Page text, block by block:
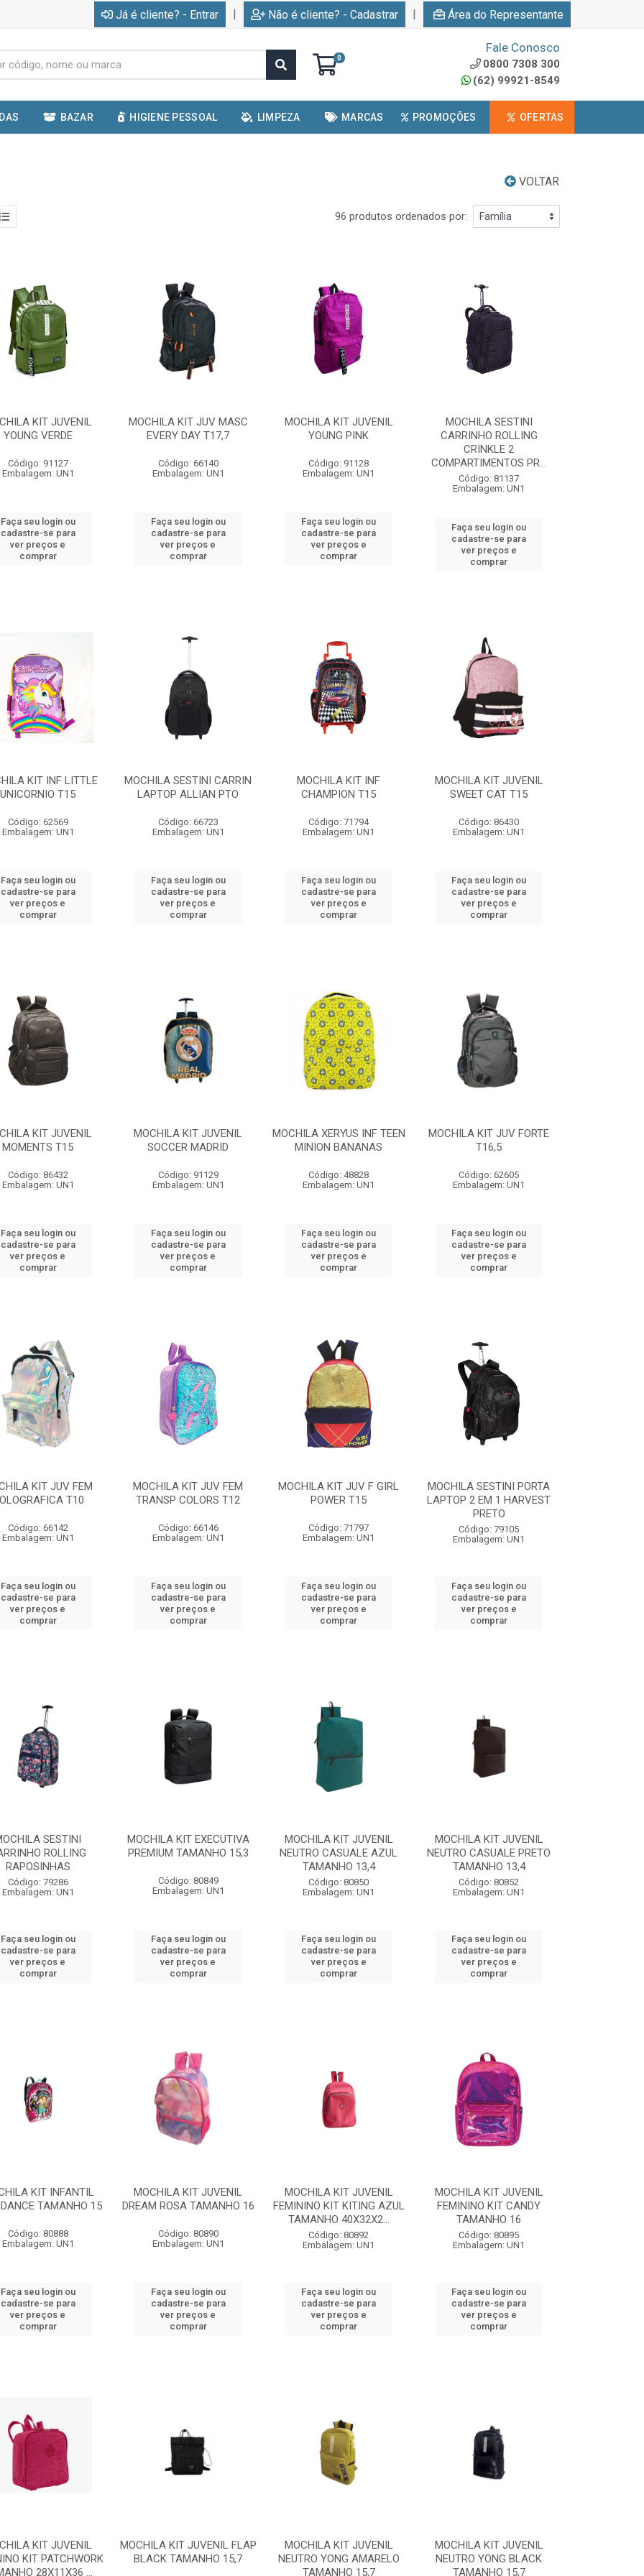
Já é cliente? - Entrar | Não é cliente? - Cadastrar | Área do Representante
0
Fale Conosco
0800 7308 300
(62) 99921-8549
BAZAR HIGIENE PESSOAL LIMPEZA MARCAS PROMOÇÕES OFERTAS
VOLTAR
96 produtos ordenados por:
KIT JUVENIL
YOUNG VERDE
Código: 91127
Embalagem: UN1
Faça seu login ou
cadastre-se para
ver preços e
comprar
MOCHILA KIT JUV MASC
EVERY DAY T17,7
Código: 66140
Embalagem: UN1
Faça seu login ou
cadastre-se para
ver preços e
comprar
MOCHILA KIT JUVENIL
YOUNG PINK
Código: 91128
Embalagem: UN1
Faça seu login ou
cadastre-se para
ver preços e
comprar
MOCHILA SESTINI
CARRINHO ROLLING
CRINKLE 2
COMPARTIMENTOS PR...
Código: 81137
Embalagem: UN1
Faça seu login ou
cadastre-se para
ver preços e
comprar
KIT INF LITTLE
UNICORNIO T15
Código: 62569
Embalagem: UN1
Faça seu login ou
cadastre-se para
ver preços e
comprar
MOCHILA SESTINI CARRIN
LAPTOP ALLIAN PTO
Código: 66723
Embalagem: UN1
Faça seu login ou
cadastre-se para
ver preços e
comprar
MOCHILA KIT INF
CHAMPION T15
Código: 71794
Embalagem: UN1
Faça seu login ou
cadastre-se para
ver preços e
comprar
MOCHILA KIT JUVENIL
SWEET CAT T15
Código: 86430
Embalagem: UN1
Faça seu login ou
cadastre-se para
ver preços e
comprar
KIT JUVENIL
MOMENTS T15
Código: 86432
Embalagem: UN1
Faça seu login ou
cadastre-se para
ver preços e
comprar
MOCHILA KIT JUVENIL
SOCCER MADRID
Código: 91129
Embalagem: UN1
Faça seu login ou
cadastre-se para
ver preços e
comprar
MOCHILA XERYUS INF TEEN
MINION BANANAS
Código: 48828
Embalagem: UN1
Faça seu login ou
cadastre-se para
ver preços e
comprar
MOCHILA KIT JUV FORTE
T16,5
Código: 62605
Embalagem: UN1
Faça seu login ou
cadastre-se para
ver preços e
comprar
KIT JUV FEM
T10
Código: 66142
Embalagem: UN1
Faça seu login ou
cadastre-se para
ver preços e
comprar
MOCHILA KIT JUV FEM
TRANSP COLORS T12
Código: 66146
Embalagem: UN1
Faça seu login ou
cadastre-se para
ver preços e
comprar
MOCHILA KIT JUV F GIRL
POWER T15
Código: 71797
Embalagem: UN1
Faça seu login ou
cadastre-se para
ver preços e
comprar
MOCHILA SESTINI PORTA
LAPTOP 2 EM 1 HARVEST
PRETO
Código: 79105
Embalagem: UN1
Faça seu login ou
cadastre-se para
ver preços e
comprar
SESTINI
ROLLING
RAPOSINHAS
Código: 79286
Embalagem: UN1
Faça seu login ou
cadastre-se para
ver preços e
comprar
MOCHILA KIT EXECUTIVA
PREMIUM TAMANHO 15,3
Código: 80849
Embalagem: UN1
Faça seu login ou
cadastre-se para
ver preços e
comprar
MOCHILA KIT JUVENIL
NEUTRO CASUALE AZUL
TAMANHO 13,4
Código: 80850
Embalagem: UN1
Faça seu login ou
cadastre-se para
ver preços e
comprar
MOCHILA KIT JUVENIL
NEUTRO CASUALE PRETO
TAMANHO 13,4
Código: 80852
Embalagem: UN1
Faça seu login ou
cadastre-se para
ver preços e
comprar
KIT INFANTIL
TAMANHO 15
Código: 80888
Embalagem: UN1
Faça seu login ou
cadastre-se para
ver preços e
comprar
MOCHILA KIT JUVENIL
DREAM ROSA TAMANHO 16
Código: 80890
Embalagem: UN1
Faça seu login ou
cadastre-se para
ver preços e
comprar
MOCHILA KIT JUVENIL
FEMININO KIT KITING AZUL
TAMANHO 40X32X2...
Código: 80892
Embalagem: UN1
Faça seu login ou
cadastre-se para
ver preços e
comprar
MOCHILA KIT JUVENIL
FEMININO KIT CANDY
TAMANHO 16
Código: 80895
Embalagem: UN1
Faça seu login ou
cadastre-se para
ver preços e
comprar
KIT JUVENIL
KIT PATCHWORK
28X11X36 ...
MOCHILA KIT JUVENIL FLAP
BLACK TAMANHO 15,7
MOCHILA KIT JUVENIL
NEUTRO YONG AMARELO
TAMANHO 15,7
MOCHILA KIT JUVENIL
NEUTRO YONG BLACK
TAMANHO 15,7